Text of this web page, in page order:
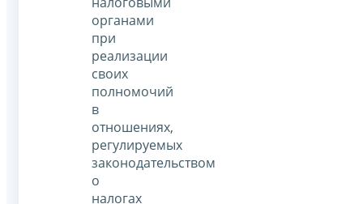
органами
при
реализации
своих
полномочий
в
отношениях,
регулируемых
законодательством
о
налогах